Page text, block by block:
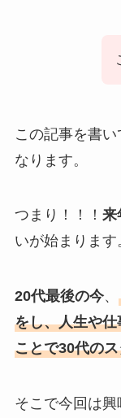
この記事を書
なります。
つまり！！！ 来
いが始まります
20代最後の今、
をし、人生や
ことで30代の
そこで今回は